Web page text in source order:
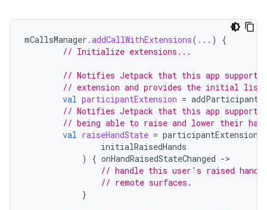
mCallsManager .addCallWithExtensions(...)
{
// Initialize extensions...
// Notifies Jetpack that this app
// extension and provides the initial
val participantExtension =
// Notifies Jetpack that this app
// being able to raise and lower their
val raiseHandState = participantExtension
initialRaisedHands
)
{ onHandRaisedStateChanged -
// handle this user's raised hand
// remote surfaces.
}